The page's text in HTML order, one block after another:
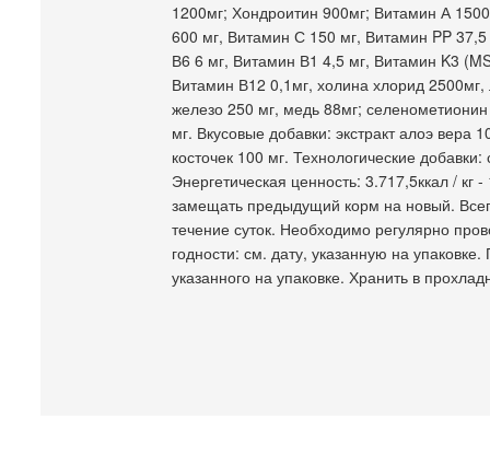
1200мг; Хондроитин 900мг; Витамин А
600 мг, Витамин С 150 мг, Витамин PP
В6 6 мг, Витамин В1 4,5 мг, Витамин K3
Витамин В12 0,1мг, холина хлорид
железо 250 мг, медь 88мг;
мг. Вкусовые добавки: экстракт алоэ вера
косточек 100 мг. Технологические
Энергетическая ценность: 3.717,5ккал /
замещать предыдущий корм на новый.
течение суток. Необходимо регулярно
годности: см. дату, указанную на
указанного на упаковке. Хранить в